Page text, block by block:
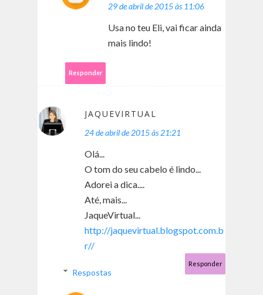
29 de abril de 2015 às 11:06
Usa no teu Eli, vai ficar ainda
mais lindo!
Responder
JAQUEVIRTUAL
24 de abril de 2015 às 21:21
Olá...
O tom do seu cabelo é lindo...
Adorei a dica....
Até, mais...
JaqueVirtual...
http://jaquevirtual.blogspot.com.b
r//
Responder
Respostas